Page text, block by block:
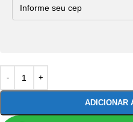
ADICIONAR